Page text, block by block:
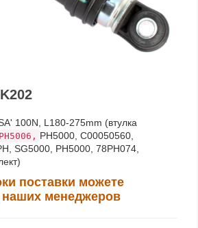
100N, L180-275mm (втулка
PH5006, PH5000, C00050560,
SG5000, PH5000, 78PH074,
поставки можете
наших менеджеров